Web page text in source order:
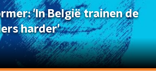
'In België trainen de
harder'